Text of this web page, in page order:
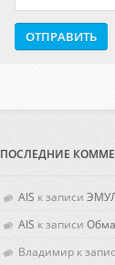
ПОСЛЕДНИЕ
AIS к записи
AIS к записи
Владимир к